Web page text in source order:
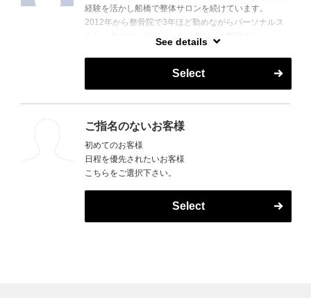
経験を活かし船橋で整体サロンを続けています。
2012年から整骨院で3年ほど勤めながらパーソナルス
トレッチやコンディショニングなどの勉強をし、
その後独立店舗になり現在に至ります。
美と健康はつながっている、という思いを常に持ち、
「船橋に元気できれいな女性を増やす！」つもりで
日々過ごしています。
からだやこころの状態をバランス良くして過ごしたい
方、お子様も一緒に来られるお店をお探しの方、
体メンテナンスの時間を大切にしたい方、などな
ど・・・
お会いできるのを楽しみにしております。
See details
Select
ご指名のないお客様
初めてのお客様
日程を優先されたいお客様
こちらをご選択下さい。
Select